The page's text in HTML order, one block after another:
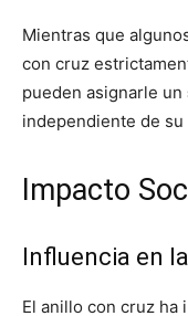
Mientras que
con cruz
pueden asignarle un
independiente de
Impacto
Influencia en
El anillo con cruz ha